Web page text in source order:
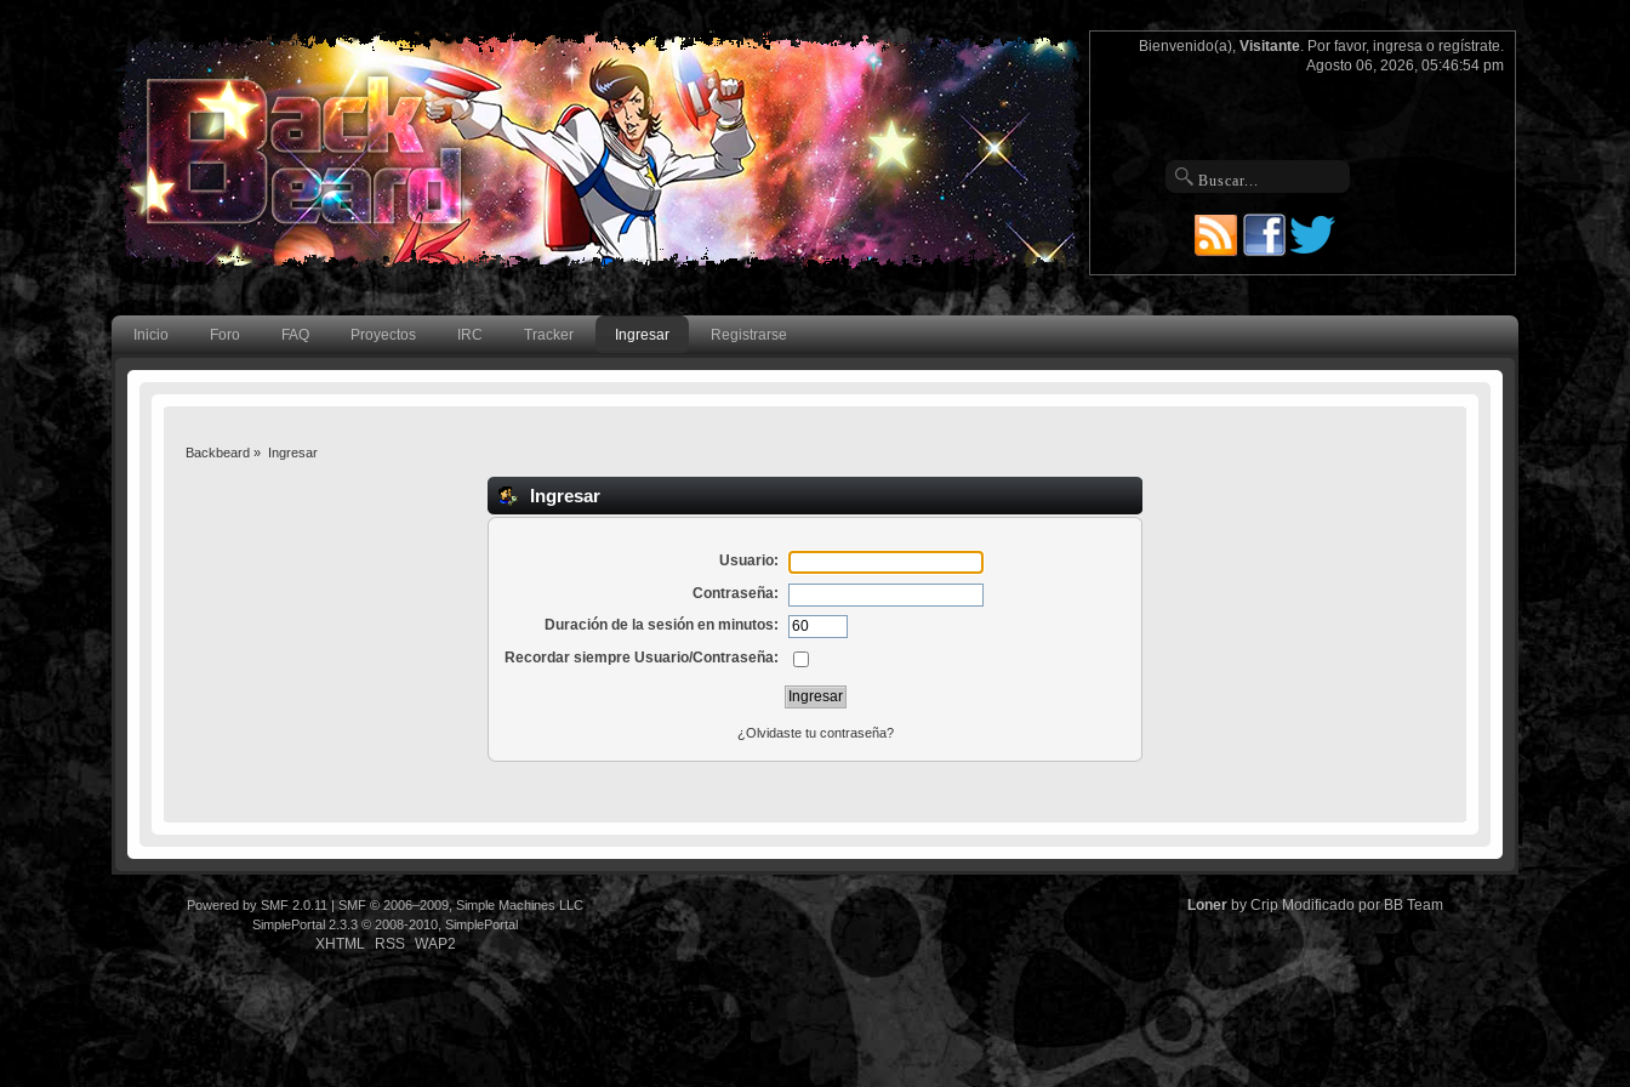
Bienvenido(a), Visitante. Por favor, ingresao regístrate.
Agosto 06, 2026, 05:46:54 pm
Inicio Foro FAQ Proyectos IRC Tracker Ingresar Registrarse
Backbeard » Ingresar
Ingresar
Usuario:
Contraseña:
Duración de la sesión en minutos:
Recordar siempre Usuario/Contraseña:
¿Olvidaste tu contraseña?
Powered by SMF 2.0.11|SMF © 2006–2009, Simple Machines LLC
SimplePortal 2.3.3 © 2008-2010, SimplePortal
XHTML RSS WAP2
Lonerby Crip